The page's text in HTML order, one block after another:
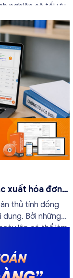
nghiệp sẽ tối ưu
án phạt hành
xuất hóa đơn
thủ tính đồng
dung. Bởi những
lập có thể làm
của bạn. Kế